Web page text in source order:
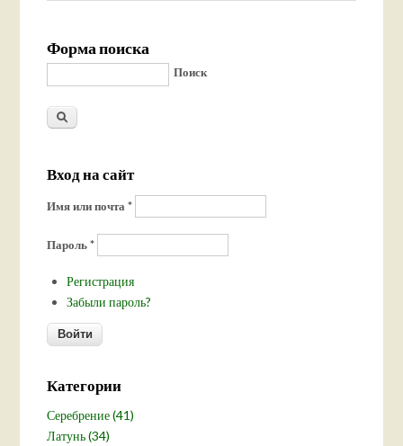
Форма поиска
Поиск
Вход на сайт
Имя или почта*
Пароль*
Регистрация
Забыли пароль?
Категории
Серебрение (41)
Латунь (34)